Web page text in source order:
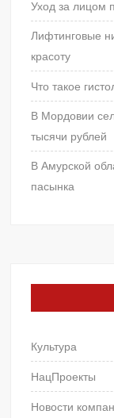
Уход за лицом
Лифтинговые
красоту
Что такое
В Мордовии
тысячи рублей
В Амурской
пасынка
Культура
НацПроекты
Новости